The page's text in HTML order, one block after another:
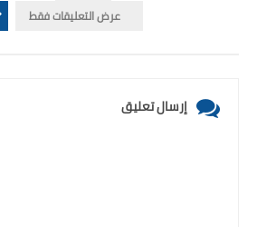
عرض التعليقات فقط
إرسال تعليق